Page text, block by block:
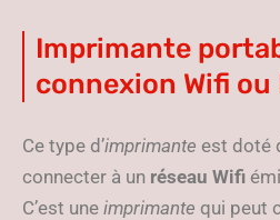
Imprimante
connexion Wifi
Ce type d’imprimante est doté
connecter à un réseau Wifi
C’est une imprimante qui peut